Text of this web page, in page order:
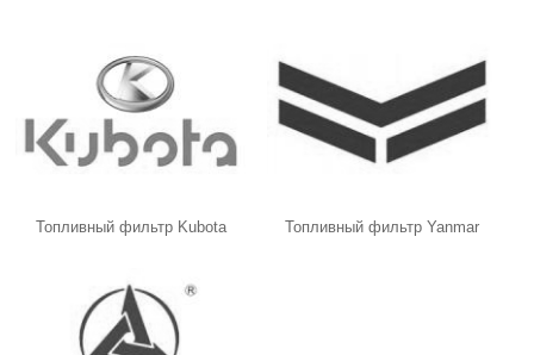
Топливный фильтр Kubota Топливный фильтр Yanmar